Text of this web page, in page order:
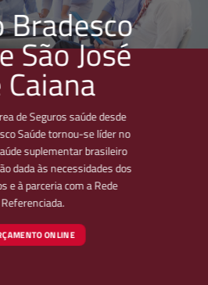
Bradesco
São José
de Seguros saúde desde
Saúde tornou-se líder no
suplementar brasileiro
dada às necessidades dos
e à parceria com a Rede
Referenciada.
ONLINE